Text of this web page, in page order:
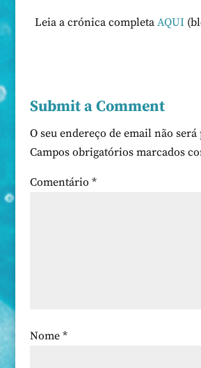
Leia a crónica completa AQUI
Submit a Comment
O seu endereço de email não
Campos obrigatórios marcados
Comentário *
Nome *